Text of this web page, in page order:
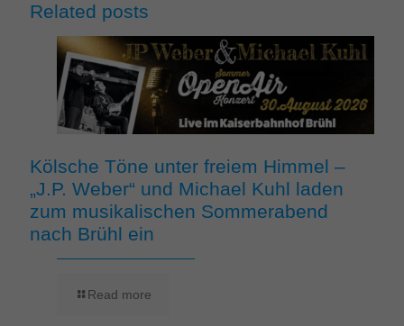
Related posts
Kölsche Töne unter freiem Himmel –
„J.P. Weber“ und Michael Kuhl laden
zum musikalischen Sommerabend
nach Brühl ein
Read more